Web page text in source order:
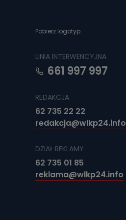
Pobierz logotyp
LINIA INTERWENCYJNA
661 997 997
REDAKCJA
62 735 22 22
redakcja@wlkp24.info
DZIAŁ REKLAMY
62 735 01 85
reklama@wlkp24.info